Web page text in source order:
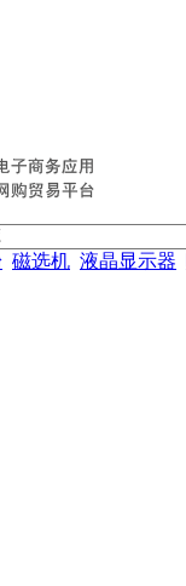
磁选机 液晶显示器